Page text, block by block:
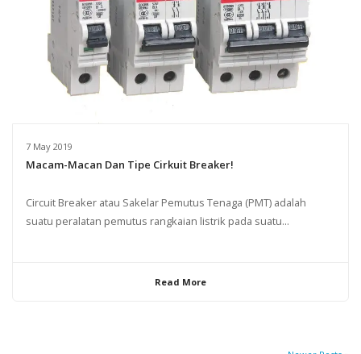
7 May 2019
Macam-Macan Dan Tipe Cirkuit Breaker!
Circuit Breaker atau Sakelar Pemutus Tenaga (PMT) adalah
suatu peralatan pemutus rangkaian listrik pada suatu...
Read More